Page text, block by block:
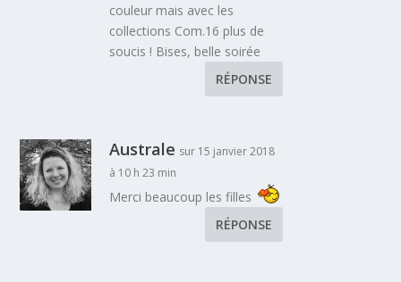
couleur mais avec les
collections Com.16 plus de
soucis ! Bises, belle soirée
RÉPONSE
Australe sur 15 janvier 2018
à 10 h 23 min
Merci beaucoup les filles
RÉPONSE